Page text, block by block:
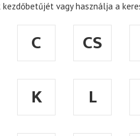
vagy használja a
C CS
K L